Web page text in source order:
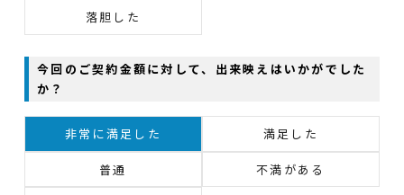
落胆した
今回のご契約金額に対して、出来映えはいかがでした
か？
非常に満足した 満足した
普通 不満がある